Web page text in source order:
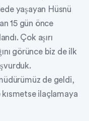
yaşayan Hüsnü
15 gün önce
Çok aşırı
görünce biz de ilk
de geldi,
ilaçlamaya